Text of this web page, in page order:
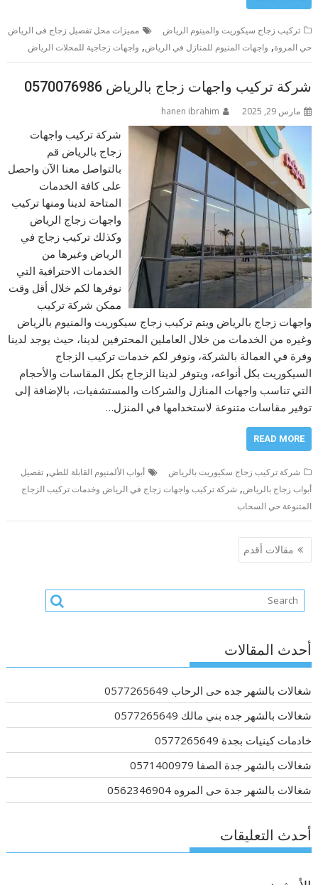
تركيب زجاج سيكوريت والمينوم الرياض
مميزات محل تفصيل زجاج فى الرياض
حي المروة, واجهات المنيوم للمنازل في الرياض, واجهات زجاجية للمحلات الرياض
شركة تركيب واجهات زجاج بالرياض 0570076986
مارس 29, 2025 hanen ibrahim
شركة تركيب واجهات
زجاج بالرياض قم
بالتواصل معنا الآن واحصل
على كافة الخدمات
المتاحة لدينا ومنها تركيب
واجهات زجاج الرياض
وكذلك تركيب زجاج في
الرياض وغيرها من
الخدمات الاحترافية التي
نوفرها لكم خلال أقل وقت
ممكن شركة تركيب
واجهات زجاج بالرياض ويتم تركيب زجاج سيكوريت والمنيوم بالرياض
وغيره من الخدمات من خلال العاملين المحترفين لدينا، حيث يوجد لدينا
وفرة في العمالة بالشركة، ونوفر لكم خدمات تركيب الزجاج
السيكوريت بكل أنواعه، ويتوفر لدينا الزجاج بكل المقاسات والأحجام
التي تناسب واجهات المنازل والشركات والمستشفيات، بالإضافة إلى
توفير مقاسات متنوعة لاستخدامها في المنزل…
READ MORE
شركة تركيب زجاج سكيوريت بالرياض أبواب الألمنيوم القابلة للطي,تفصيل
أبواب زجاج بالرياض, شركة تركيب واجهات زجاج في الرياض وخدمات تركيب الزجاج
المتنوعة حي السحاب
تصفّح
المقالات
مقالات أقدم
أحدث المقالات
شغالات بالشهر جده حى الرحاب 0577265649
شغالات بالشهر جده بني مالك 0577265649
خادمات كينيات بجدة 0577265649
شغالات بالشهر جدة الصفا 0571400979
شغالات بالشهر جدة حى المروه 0562346904
أحدث التعليقات